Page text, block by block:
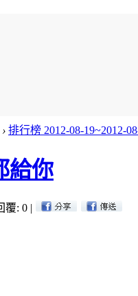
› 排行榜 2012-08-19~2012-
給你
覆: 0 |